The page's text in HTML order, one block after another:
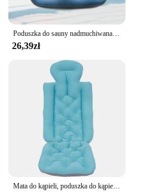
Poduszka do sauny nadmuchiwana poduszka Spa z gorącym źródłem wanna do masażu poduszka do wstrzykiwania wody przeciw hemoroidalnej
26,39zł
Mata do kąpieli, poduszka do kąpieli całego ciała Materac do kąpieli z przyssawkami, poduszka do kąpieli na szyi i plecach do domu, spa, wanny Materac